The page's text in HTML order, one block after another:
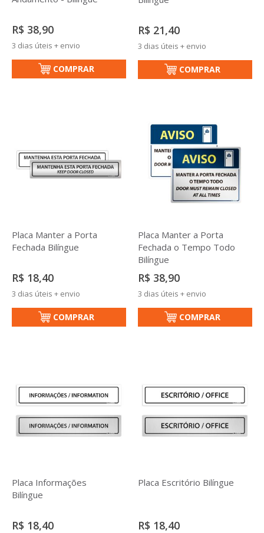
R$ 38,90
3 dias úteis + envio
COMPRAR
R$ 21,40
3 dias úteis + envio
COMPRAR
Placa Manter a Porta
Fechada Bilíngue
R$ 18,40
3 dias úteis + envio
COMPRAR
Placa Manter a Porta
Fechada o Tempo Todo
Bilíngue
R$ 38,90
3 dias úteis + envio
COMPRAR
Placa Informações
Bilíngue
R$ 18,40
Placa Escritório Bilíngue
R$ 18,40